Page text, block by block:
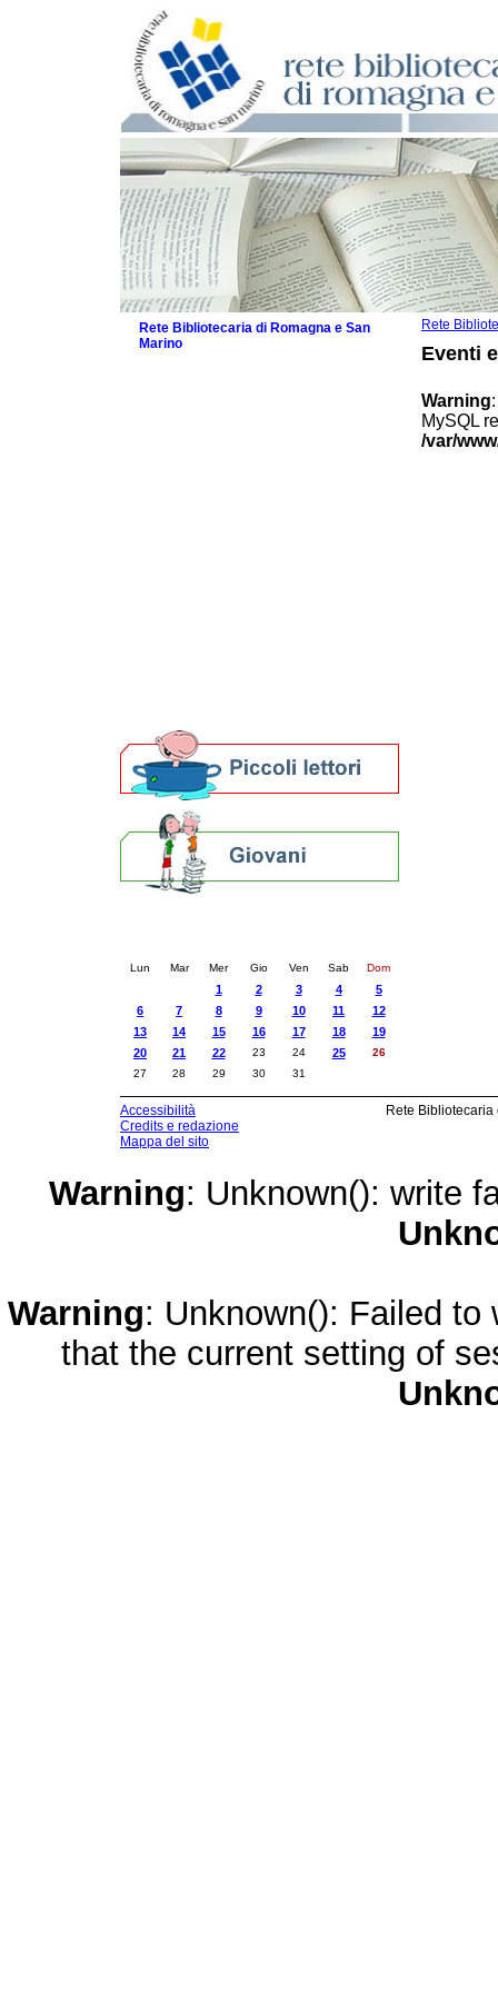
Rete
Eventi
Warning
MySQL
/var/
Rete Bibliotecaria di Romagna e San
Marino
Lun Mar Mer Gio Ven Sab Dom
1 2 3 4
5
6
7 8 9 10 11
12
13
14 15 16 17 18
19
20
21 22 23 24 25
26
27
28 29 30 31
Accessibilità
Credits e redazione
Mappa del sito
Rete
Warning: Unknown(): write
Warning: Unknown(): Failed
that the current setting of